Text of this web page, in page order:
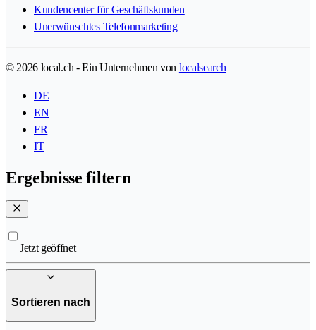
Kundencenter für Geschäftskunden
Unerwünschtes Telefonmarketing
© 2026 local.ch - Ein Unternehmen von localsearch
DE
EN
FR
IT
Ergebnisse filtern
Jetzt geöffnet
Sortieren nach